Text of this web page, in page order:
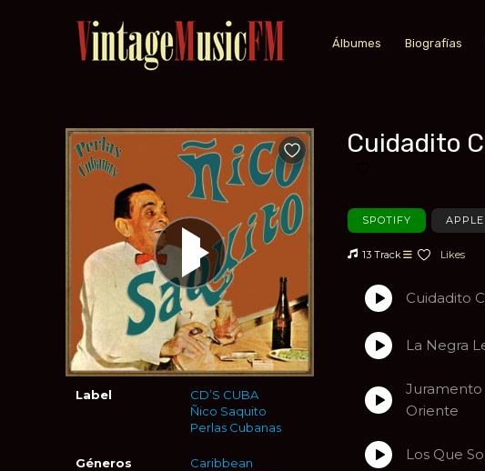
Álbumes Biografías
Añadir a favoritos
Label
CD’S CUBA
Ñico Saquito
Perlas Cubanas
Géneros
Caribbean
Cuidadito
SPOTIFY
13 Track Likes
Cuidadito
La Negra
Juramento
Oriente
Los Que